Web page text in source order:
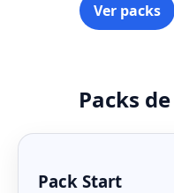
Ver packs
Packs
Pack Start